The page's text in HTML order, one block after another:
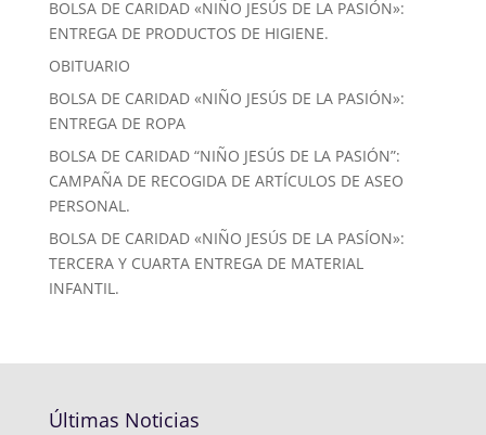
BOLSA DE CARIDAD «NIÑO JESÚS DE LA PASIÓN»:
ENTREGA DE PRODUCTOS DE HIGIENE.
OBITUARIO
BOLSA DE CARIDAD «NIÑO JESÚS DE LA PASIÓN»:
ENTREGA DE ROPA
BOLSA DE CARIDAD “NIÑO JESÚS DE LA PASIÓN”:
CAMPAÑA DE RECOGIDA DE ARTÍCULOS DE ASEO
PERSONAL.
BOLSA DE CARIDAD «NIÑO JESÚS DE LA PASÍON»:
TERCERA Y CUARTA ENTREGA DE MATERIAL
INFANTIL.
Últimas Noticias